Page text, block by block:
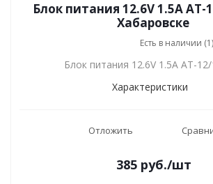
Блок питания 12.6V 1.5A АТ-
Хабаровске
Есть в наличии (1)
Блок питания 12.6V 1.5A АТ-
Характеристики
Отложить
385руб./шт